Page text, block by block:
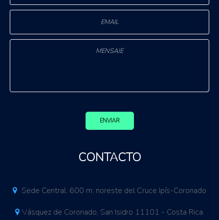
ENVIAR
CONTACTO
Sede Central. 600 m. noreste del Cruce Ipís-Coronado
Vásquez de Coronado, San Isidro 11101 - Costa Rica.